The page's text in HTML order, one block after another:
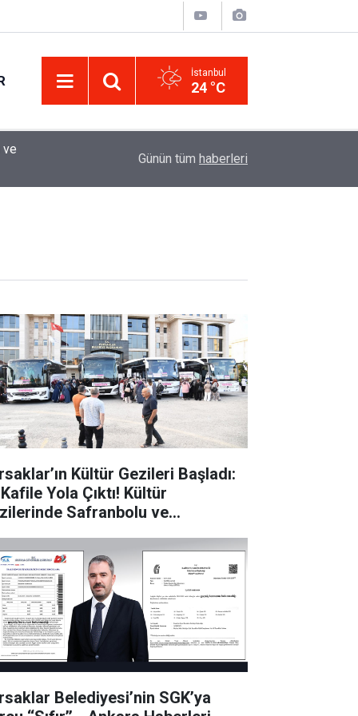
İstanbul
24 °C
Uzadı, Ödeme Kuralları Değişti
Günün tüm haberleri
Kültür Gezileri Başladı:
Yola Çıktı! Kültür
Safranbolu ve
Belediyesi’nin SGK’ya